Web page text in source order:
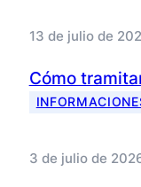
13 de julio de
Cómo
3 de julio de